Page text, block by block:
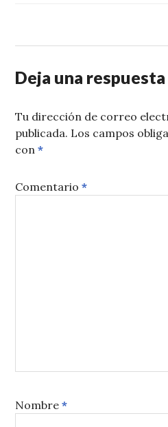
Deja una respuesta
Tu dirección de correo
publicada. Los campos
con*
Comentario*
Nombre*